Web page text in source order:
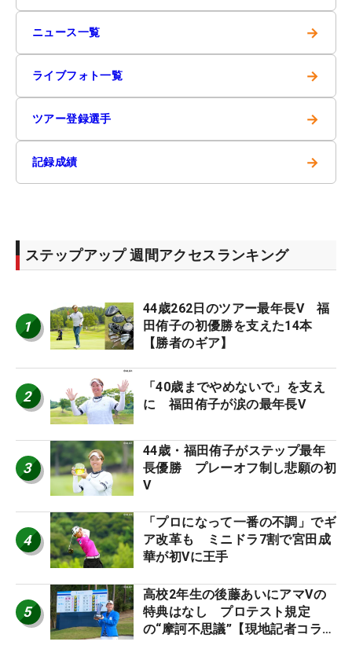
ニュース一覧 →
ライブフォト一覧 →
ツアー登録選手 →
記録成績 →
ステップアップ 週間アクセスランキング
1
44歳262日のツアー最年長V 福
田侑子の初優勝を支えた14本
【勝者のギア】
2
「40歳までやめないで」を支え
に 福田侑子が涙の最年長V
3
44歳・福田侑子がステップ最年
長優勝 プレーオフ制し悲願の初
V
4
「プロになって一番の不調」でギ
ア改革も ミニドラ7割で宮田成
華が初Vに王手
5
高校2年生の後藤あいにアマVの
特典はなし プロテスト規定
の“摩訶不思議”【現地記者コラ